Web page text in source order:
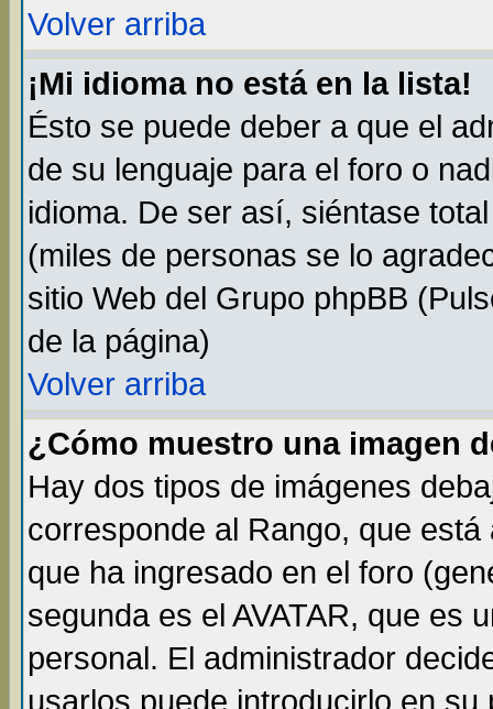
Volver arriba
¡Mi idioma no está en la lista!
Ésto se puede deber a que el
de su lenguaje para el foro o
idioma. De ser así, siéntase
(miles de personas se lo
sitio Web del Grupo phpBB
de la página)
Volver arriba
¿Cómo muestro una imagen
Hay dos tipos de imágenes
corresponde al Rango, que
que ha ingresado en el foro
segunda es el AVATAR, que es
personal. El administrador
usarlos puede introducirlo en